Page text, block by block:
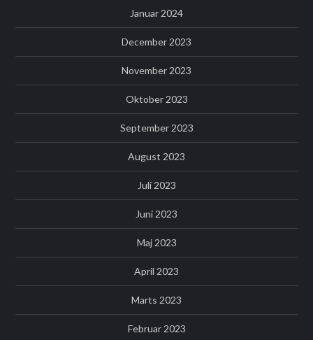
Januar 2024
December 2023
November 2023
Oktober 2023
September 2023
August 2023
Juli 2023
Juni 2023
Maj 2023
April 2023
Marts 2023
Februar 2023